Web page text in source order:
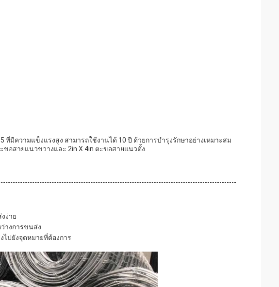
มีความแข็งแรงสูง สามารถใช้งานได้ 10 ปี ด้วยการบํารุงรักษาอย่างเหมาะสม
อสายแนวขวางและ 2in X 4in ตะขอสายแนวตั้ง.
ง่าย
างการขนส่ง
ปยังจุดหมายที่ต้องการ